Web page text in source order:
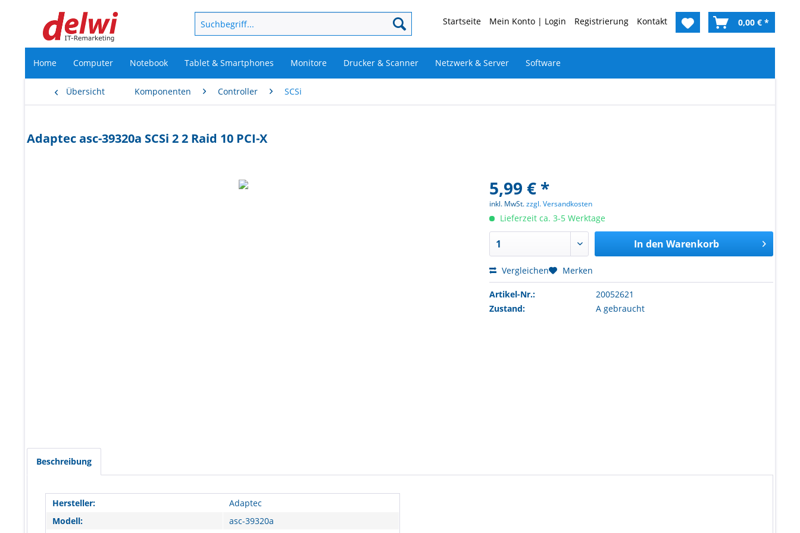
Startseite Mein Konto | Login Registrierung Kontakt 0,00 € *
Home Computer Notebook Tablet & Smartphones Monitore Drucker & Scanner Netzwerk & Server Software
Übersicht Komponenten Controller SCSi
Adaptec asc-39320a SCSi 2 2 Raid 10 PCI-X
5,99 € *
inkl. MwSt.zzgl. Versandkosten
Lieferzeit ca. 3-5 Werktage
In den Warenkorb
Vergleichen Merken
Artikel-Nr.:
20052621
Zustand:
A gebraucht
Beschreibung
Hersteller:
Adaptec
Modell:
asc-39320a